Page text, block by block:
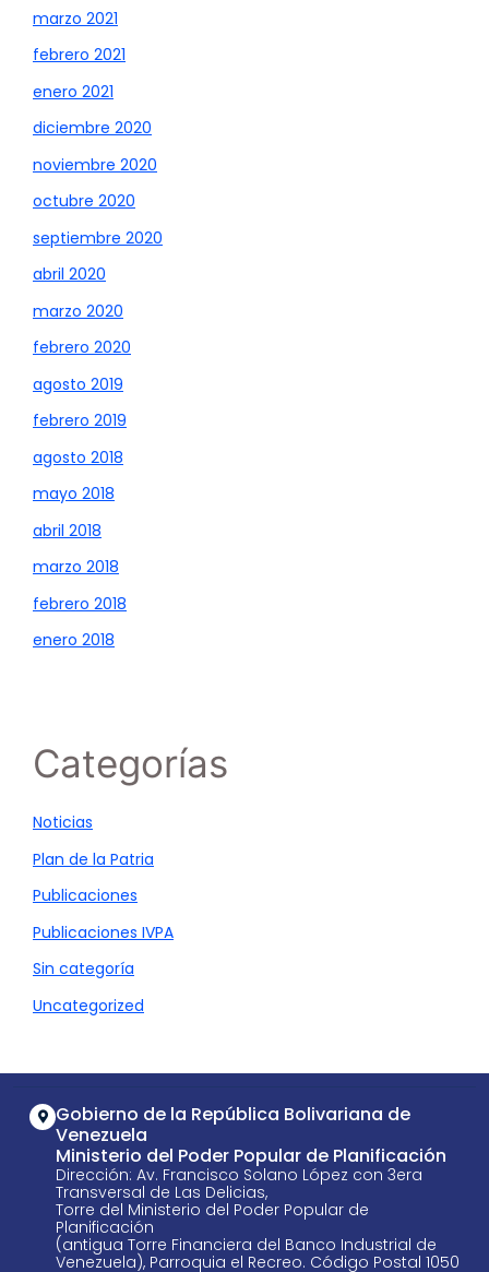
marzo 2021
febrero 2021
enero 2021
diciembre 2020
noviembre 2020
octubre 2020
septiembre 2020
abril 2020
marzo 2020
febrero 2020
agosto 2019
febrero 2019
agosto 2018
mayo 2018
abril 2018
marzo 2018
febrero 2018
enero 2018
Categorías
Noticias
Plan de la Patria
Publicaciones
Publicaciones IVPA
Sin categoría
Uncategorized
Gobierno de la República Bolivariana de
Venezuela
Ministerio del Poder Popular de Planificación
Dirección: Av. Francisco Solano López con 3era
Transversal de Las Delicias,
Torre del Ministerio del Poder Popular de
Planificación
(antigua Torre Financiera del Banco Industrial de
Venezuela), Parroquia el Recreo. Código Postal 1050